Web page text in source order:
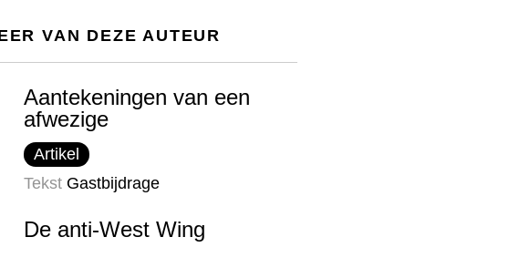
VAN DEZE AUTEUR
Aantekeningen van een
afwezige
Artikel
Tekst Gastbijdrage
De anti-West Wing